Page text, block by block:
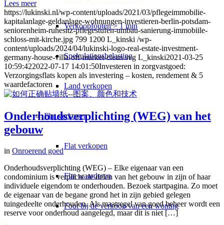
Verkoopfouten > 1 mln
Spekulationsbelasting
Land verkopen
Flatverkopen
Flat verkopen
Flat waarderen
Fout bij de verkoop van een woning
Lees meer
https://lukinski.nl/wp-content/uploads/2021/03/pflegeimmobilie-
kapitalanlage-geldanlage-wohnungen-investieren-berlin-potsdam-
seniorenheim-ruhesitz-pflegestufen-umbau-sanierung-immobiile-
schloss-mit-kirche.jpg 799 1200 L_kinski /wp-
content/uploads/2024/04/lukinski-logo-real-estate-investment-
germany-house-villa-off-market-clean.svg L_kinski2021-03-25
10:59:422022-07-17 14:01:50Investeren in zorgvastgoed:
Verzorgingsflats kopen als investering – kosten, rendement & 5
waardefactoren
Onderhoudsverplichting (WEG) van het
gebouw
in Onroerend goed
Onderhoudsverplichting (WEG) – Elke eigenaar van een
condominium is verplicht de delen van het gebouw in zijn of haar
individuele eigendom te onderhouden. Bezoek startpagina. Zo moet
de eigenaar van de begane grond het in zijn gebied gelegen
tuingedeelte onderhouden. Als maatregel van goed beheer wordt een
reserve voor onderhoud aangelegd, maar dit is niet […]